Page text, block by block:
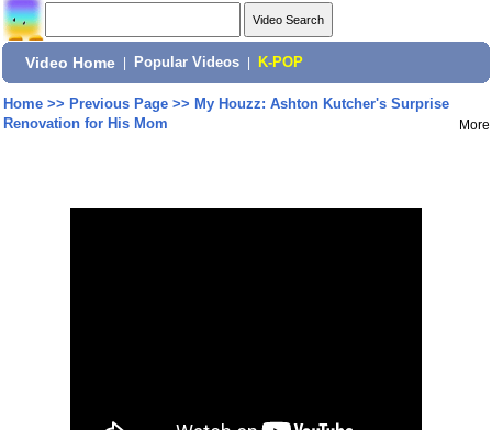
Video Home Popular Videos K-POP
Home>> Previous Page>> My Houzz: Ashton Kutcher's Surprise
Renovation for His Mom
More